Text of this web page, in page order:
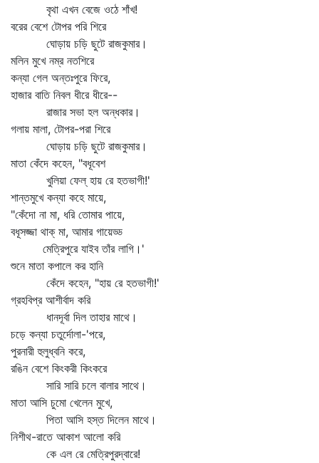
বৃথা এখন বেজে ওঠে শাঁখ!
বরের বেশে টোপর পরি শিরে
ঘোড়ায় চড়ি ছুটে রাজকুমার।
মলিন মুখে নম্র নতশিরে
কন্যা গেল অন্তঃপুরে ফিরে,
হাজার বাতি নিবল ধীরে ধীরে--
রাজার সভা হল অন্ধকার।
গলায় মালা, টোপর-পরা শিরে
ঘোড়ায় চড়ি ছুটে রাজকুমার।
মাতা কেঁদে কহেন, "বধূবেশ
খুলিয়া ফেল্‌ হায় রে হতভাগী!'
শান্তমুখে কন্যা কহে মায়ে,
"কেঁদো না মা, ধরি তোমার পায়ে,
বধূসজ্জা থাক্‌ মা, আমার গায়েড্ড
মেত্রিপুরে যাইব তাঁর লাগি।'
শুনে মাতা কপালে কর হানি
কেঁদে কহেন, "হায় রে হতভাগী!'
গ্রহবিপ্র আশীর্বাদ করি
ধানদূর্বা দিল তাহার মাথে।
চড়ে কন্যা চতুর্দোলা-'পরে,
পুরনারী হুলুধ্বনি করে,
রঙিন বেশে কিংকরী কিংকরে
সারি সারি চলে বালার সাথে।
মাতা আসি চুমো খেলেন মুখে,
পিতা আসি হস্ত দিলেন মাথে।
নিশীথ-রাতে আকাশ আলো করি
কে এল রে মেত্রিপুরদ্বারে!